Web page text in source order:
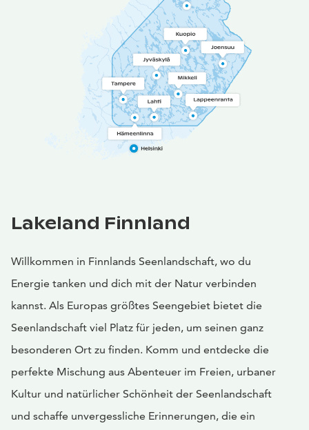
Lakeland Finnland
Willkommen in Finnlands Seenlandschaft, wo du
Energie tanken und dich mit der Natur verbinden
kannst. Als Europas größtes Seengebiet bietet die
Seenlandschaft viel Platz für jeden, um seinen ganz
besonderen Ort zu finden. Komm und entdecke die
perfekte Mischung aus Abenteuer im Freien, urbaner
Kultur und natürlicher Schönheit der Seenlandschaft
und schaffe unvergessliche Erinnerungen, die ein